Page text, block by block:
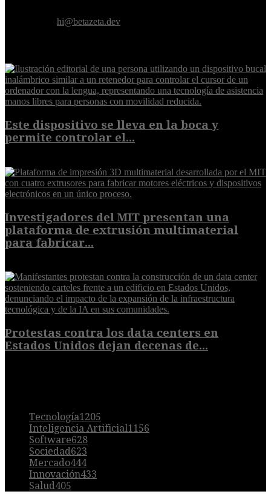
hi@betazeta.dev
Este dispositivo se lleva en la boca y
permite controlar el...
Investigadores del MIT presentan una
plataforma de extrusión multimaterial
para fabricar...
Protestas contra los data centers en
Estados Unidos dejan decenas de...
Tecnología1205
Inteligencia Artificial1156
Software628
Sociedad623
Mercado444
Innovación433
Salud405